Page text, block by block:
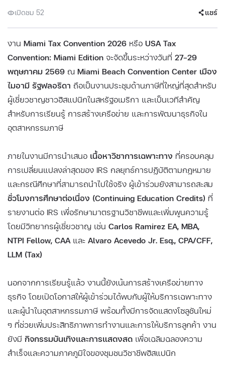
เปิดชม 52 แชร์
งาน Miami Tax Convention 2026 หรือ USA Tax
Convention: Miami Edition จะจัดขึ้นระหว่างวันที่ 27–29
พฤษภาคม 2569 ณ Miami Beach Convention Center เมือง
ไมอามี รัฐฟลอริดา ถือเป็นงานประชุมด้านภาษีที่ใหญ่ที่สุดสำหรับ
ผู้เชี่ยวชาญชาวฮิสแปนิกในสหรัฐอเมริกา และเป็นเวทีสำคัญ
สำหรับการเรียนรู้ การสร้างเครือข่าย และการพัฒนาธุรกิจใน
อุตสาหกรรมภาษี
ภายในงานมีการนำเสนอ เนื้อหาวิชาการเฉพาะทาง ที่ครอบคลุม
การเปลี่ยนแปลงล่าสุดของ IRS กลยุทธ์การปฏิบัติตามกฎหมาย
และกรณีศึกษาที่สามารถนำไปใช้จริง ผู้เข้าร่วมยังสามารถสะสม
ชั่วโมงการศึกษาต่อเนื่อง (Continuing Education Credits) ที่
รายงานต่อ IRS เพื่อรักษามาตรฐานวิชาชีพและเพิ่มพูนความรู้
โดยมีวิทยากรผู้เชี่ยวชาญ เช่น Carlos Ramirez EA, MBA,
NTPI Fellow, CAAและ Alvaro Acevedo Jr. Esq., CPA/CFF,
LLM (Tax)
นอกจากการเรียนรู้แล้ว งานนี้ยังเน้นการสร้างเครือข่ายทาง
ธุรกิจ โดยเปิดโอกาสให้ผู้เข้าร่วมได้พบกับผู้ให้บริการเฉพาะทาง
และผู้นำในอุตสาหกรรมภาษี พร้อมทั้งมีการจัดแสดงโซลูชันใหม่
ๆ ที่ช่วยเพิ่มประสิทธิภาพการทำงานและการให้บริการลูกค้า งาน
ยังมี กิจกรรมบันเทิงและการแสดงสด เพื่อเฉลิมฉลองความ
สำเร็จและความภาคภูมิใจของชุมชนวิชาชีพฮิสแปนิก